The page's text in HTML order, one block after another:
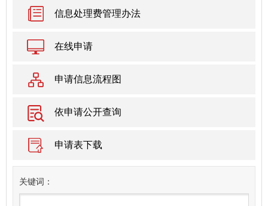
信息处理费管理办法
在线申请
申请信息流程图
依申请公开查询
申请表下载
关键词：